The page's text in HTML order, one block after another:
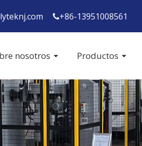
+86-13951008561
nosotros Productos